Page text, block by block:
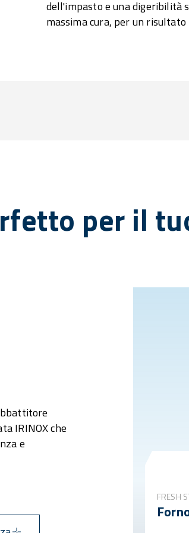
dell'impasto e una digeribilità
massima cura, per un risultato
per il
IRINOX che
e
FRESH